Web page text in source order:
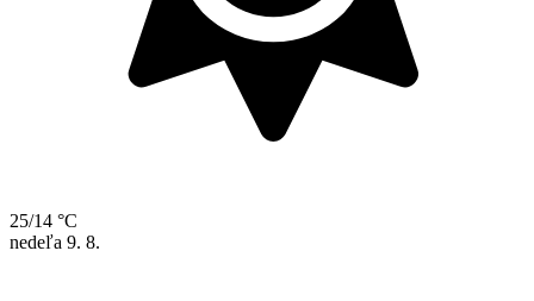
25/14 °C
nedeľa 9. 8.